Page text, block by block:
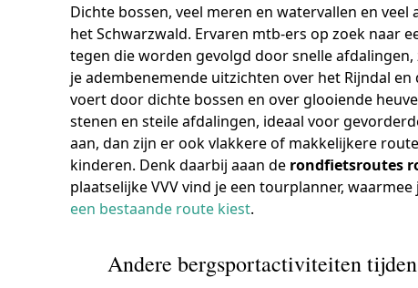
Dichte bossen, veel meren en watervallen en
het Schwarzwald. Ervaren mtb-ers op zoek naar
tegen die worden gevolgd door snelle afdalingen,
je adembenemende uitzichten over het Rijndal
voert door dichte bossen en over glooiende
stenen en steile afdalingen, ideaal voor
aan, dan zijn er ook vlakkere of makkelijkere
kinderen. Denk daarbij aaan de rondfietsroutes
plaatselijke VVV vind je een tourplanner, waarmee
een bestaande route kiest.
Andere bergsportactiviteiten